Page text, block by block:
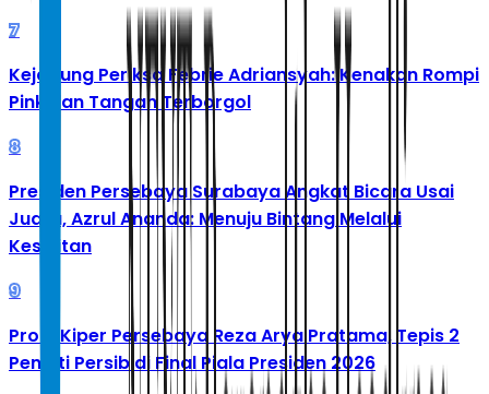
7
Kejagung Periksa Febrie Adriansyah: Kenakan Rompi
Pink dan Tangan Terborgol
8
Presiden Persebaya Surabaya Angkat Bicara Usai
Juara, Azrul Ananda: Menuju Bintang Melalui
Kesulitan
9
Profil Kiper Persebaya Reza Arya Pratama, Tepis 2
Penalti Persib di Final Piala Presiden 2026